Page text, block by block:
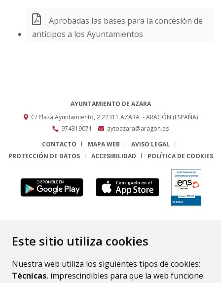
Este sitio utiliza cookies
Nuestra web utiliza los siguientes tipos de cookies:
Técnicas, imprescindibles para que la web funcione
Aprobadas las bases para la concesión de
anticipos a los Ayuntamientos
AYUNTAMIENTO DE AZARA
C/ Plaza Ayuntamiento, 222311 AZARA - ARAGÓN (ESPAÑA)
974319071
aytoazara@aragon.es
CONTACTO
MAPA WEB
AVISO LEGAL
PROTECCIÓN DE DATOS
ACCESIBILIDAD POLÍTICA DE COOKIES